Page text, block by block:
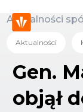
Aktualności
Aktualności
Gen.
objął